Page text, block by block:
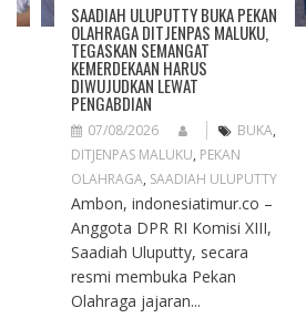
SAADIAH ULUPUTTY BUKA PEKAN
OLAHRAGA DITJENPAS MALUKU,
TEGASKAN SEMANGAT
KEMERDEKAAN HARUS
DIWUJUDKAN LEWAT
PENGABDIAN
07/08/2026 BUKA,
DITJENPAS MALUKU, PEKAN
OLAHRAGA, SAADIAH ULUPUTTY
Ambon, indonesiatimur.co –
Anggota DPR RI Komisi XIII,
Saadiah Uluputty, secara
resmi membuka Pekan
Olahraga jajaran...